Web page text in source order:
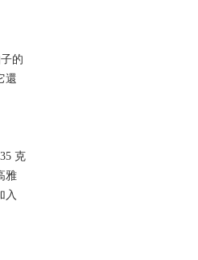
的
還
克
雅
入